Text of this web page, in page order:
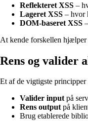
Reflekteret XSS –
Lageret XSS – hvor
DOM-baseret XSS
At kende forskellen
Rens og valider
Et af de vigtigste
Valider inputpå
Rens outputpå
Brug etablerede